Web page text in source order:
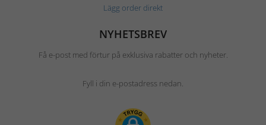
Lägg order direkt
NYHETSBREV
Få e-post med förtur på exklusiva rabatter och nyheter.
Fyll i din e-postadress nedan.